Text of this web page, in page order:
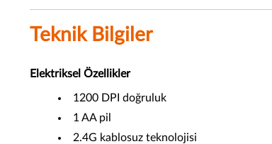
Teknik Bilgiler
Elektriksel Özellikler
1200 DPI doğruluk
1 AA pil
2.4G kablosuz teknolojisi